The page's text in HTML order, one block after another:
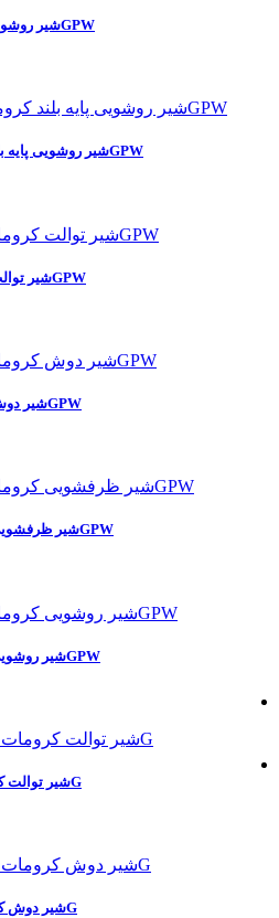
شیر روشویی کرومات مدل میلانا 1586GPW
شیر روشویی پایه بلند کرومات مدل میلانا 1587GPW
شیر توالت کرومات مدل فدرال 2470GPW
شیر دوش کرومات مدل فدرال 2472GPW
شیر ظرفشویی کرومات مدل فدرال 3470GPW
شیر روشویی کرومات مدل فدرال 1470GPW
شیر توالت کرومات مدل ویکتوریا 13802G
شیر دوش کرومات مدل ویکتوریا 13804G